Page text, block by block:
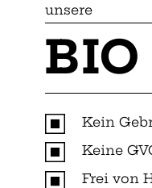
unsere
Kein
Keine
Frei von